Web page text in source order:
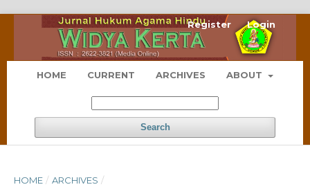
HOME CURRENT ARCHIVES ABOUT
Search
Register Login
HOME / ARCHIVES /